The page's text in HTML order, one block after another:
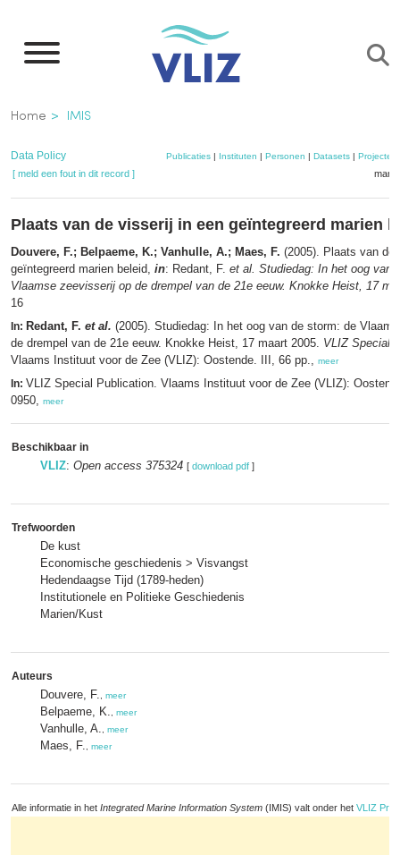
naar
inhoud
gaan
Kruimelpad
Home IMIS
Data Policy Publicaties| Instituten | Personen | Datasets| Projecten
[ meld een fout in dit record ]
Plaats van de visserij in een geïntegreerd marien
Douvere, F.; Belpaeme, K.; Vanhulle, A.; Maes, F. (2005). Plaats van de
geïntegreerd marien beleid, in: Redant, F. et al. Studiedag: In het oog van
Vlaamse zeevisserij op de drempel van de 21e eeuw. Knokke Heist, 17
16
In: Redant, F. et al. (2005). Studiedag: In het oog van de storm: de
de drempel van de 21e eeuw. Knokke Heist, 17 maart 2005. VLIZ Special
Vlaams Instituut voor de Zee (VLIZ): Oostende. III, 66 pp., meer
In: VLIZ Special Publication. Vlaams Instituut voor de Zee (VLIZ):
0950, meer
Beschikbaar in
VLIZ: Open access 375324 [ download pdf ]
Trefwoorden
De kust
Economische geschiedenis > Visvangst
Hedendaagse Tijd (1789-heden)
Institutionele en Politieke Geschiedenis
Marien/Kust
Auteurs
Douvere, F. meer
Belpaeme, K. meer
Vanhulle, A. meer
Maes, F. meer
Alle informatie in het Integrated Marine Information System (IMIS) valt onder het VLIZ